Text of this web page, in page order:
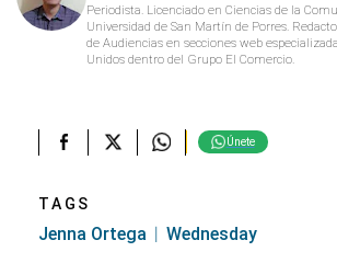
Periodista. Licenciado en Ciencias de la
Universidad de San Martín de Porres.
de Audiencias en secciones web
Unidos dentro del Grupo El Comercio.
Únete
TAGS
Jenna Ortega Wednesday